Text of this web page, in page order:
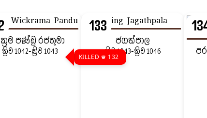
පණ්ඩු රජතුමා
ක්‍රිව 1042-ක්‍රිව 1043
133
KILLED ♛ 132
ජගත්පාල
ක්‍රිව 1043-ක්‍රිව 1046